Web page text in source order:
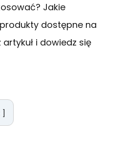
Jakie
dostępne na
i dowiedz się